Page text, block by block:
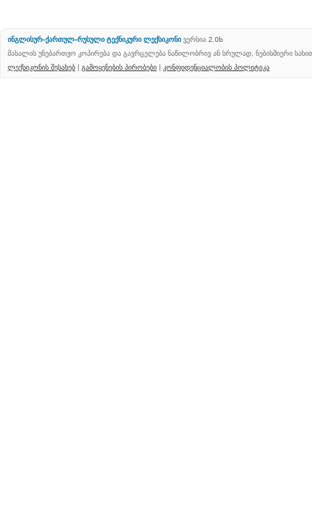
ინგლისურ-ქართულ-რუსული ტექნიკური ლექსიკონი ვერსია 2.0b
მასალის უნებართვო კოპირება და გავრცელება ნაწილობრივ ან სრულად, ნებისმიერი
ლექსიკონის შესახებ | გამოყენების პირობები | კონფიდენციალობის პოლიტიკა